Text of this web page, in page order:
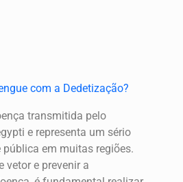
com a Dedetização?
transmitida pelo
e representa um sério
pública em muitas regiões.
vetor e prevenir a